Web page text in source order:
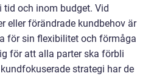
tid och inom budget. Vid
eller förändrade kundbehov är
för sin flexibilitet och förmåga
för att alla parter ska förbli
strategi har de